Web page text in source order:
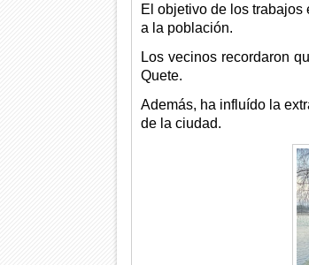
El objetivo de los trabajos
a la población.
Los vecinos recordaron
Quete.
Además, ha influído la
de la ciudad.